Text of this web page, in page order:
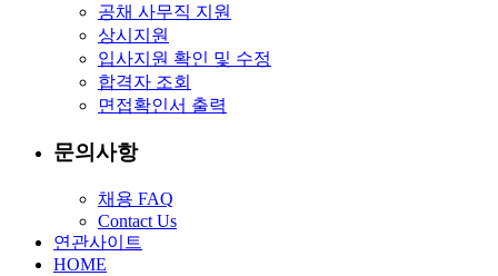
공채 사무직 지원
상시지원
입사지원 확인 및 수정
합격자 조회
면접확인서 출력
문의사항
채용 FAQ
Contact Us
연관사이트
HOME